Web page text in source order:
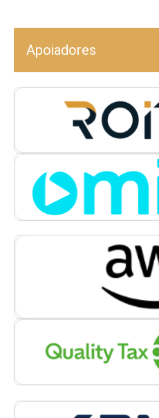
Apoiadores